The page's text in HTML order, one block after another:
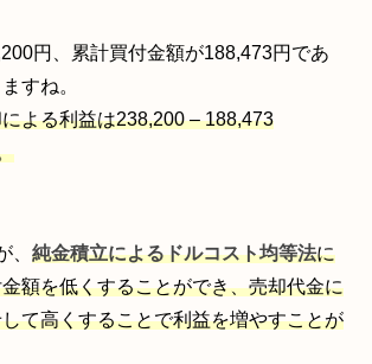
円、累計買付金額が188,473円であ
すね。
よる利益は238,200 – 188,473
、 純金積立によるドルコスト均等法に
額を低くすることができ、売却代金に
て高くすることで利益を増やすことが